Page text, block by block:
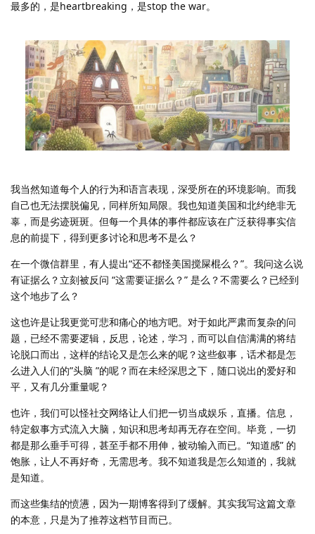
最多的，是heartbreaking，是stop the war。
我当然知道每个人的行为和语言表现，深受所在的环境影响。而我
自己也无法摆脱偏见，同样所知局限。我也知道美国和北约绝非无
辜，而是劣迹斑斑。但每一个具体的事件都应该在广泛获得事实信
息的前提下，得到更多讨论和思考不是么？
在一个微信群里，有人提出“还不都怪美国搅屎棍么？”。我问这么说
有证据么？立刻被反问 “这需要证据么？” 是么？不需要么？已经到
这个地步了么？
这也许是让我更觉可悲和痛心的地方吧。对于如此严肃而复杂的问
题，已经不需要逻辑，反思，论述，学习，而可以自信满满的将结
论脱口而出，这样的结论又是怎么来的呢？这些叙事，话术都是怎
么进入人们的”头脑 ”的呢？而在未经深思之下，随口说出的爱好和
平，又有几分重量呢？
也许，我们可以怪社交网络让人们把一切当成娱乐，直播。信息，
特定叙事方式流入大脑，知识和思考却再无存在空间。毕竟，一切
都是那么垂手可得，甚至手都不用伸，被动输入而已。“知道感” 的
饱胀，让人不再好奇，无需思考。我不知道我是怎么知道的，我就
是知道。
而这些集结的愤懑，因为一期博客得到了缓解。其实我写这篇文章
的本意，只是为了推荐这档节目而已。